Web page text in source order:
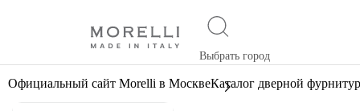
Выбрать город
Официальный сайт Morelli в МосквеКаталог дверной